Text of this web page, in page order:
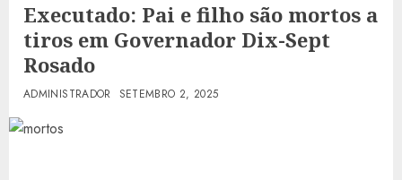
Executado: Pai e filho são mortos a
tiros em Governador Dix-Sept
Rosado
ADMINISTRADOR SETEMBRO 2, 2025